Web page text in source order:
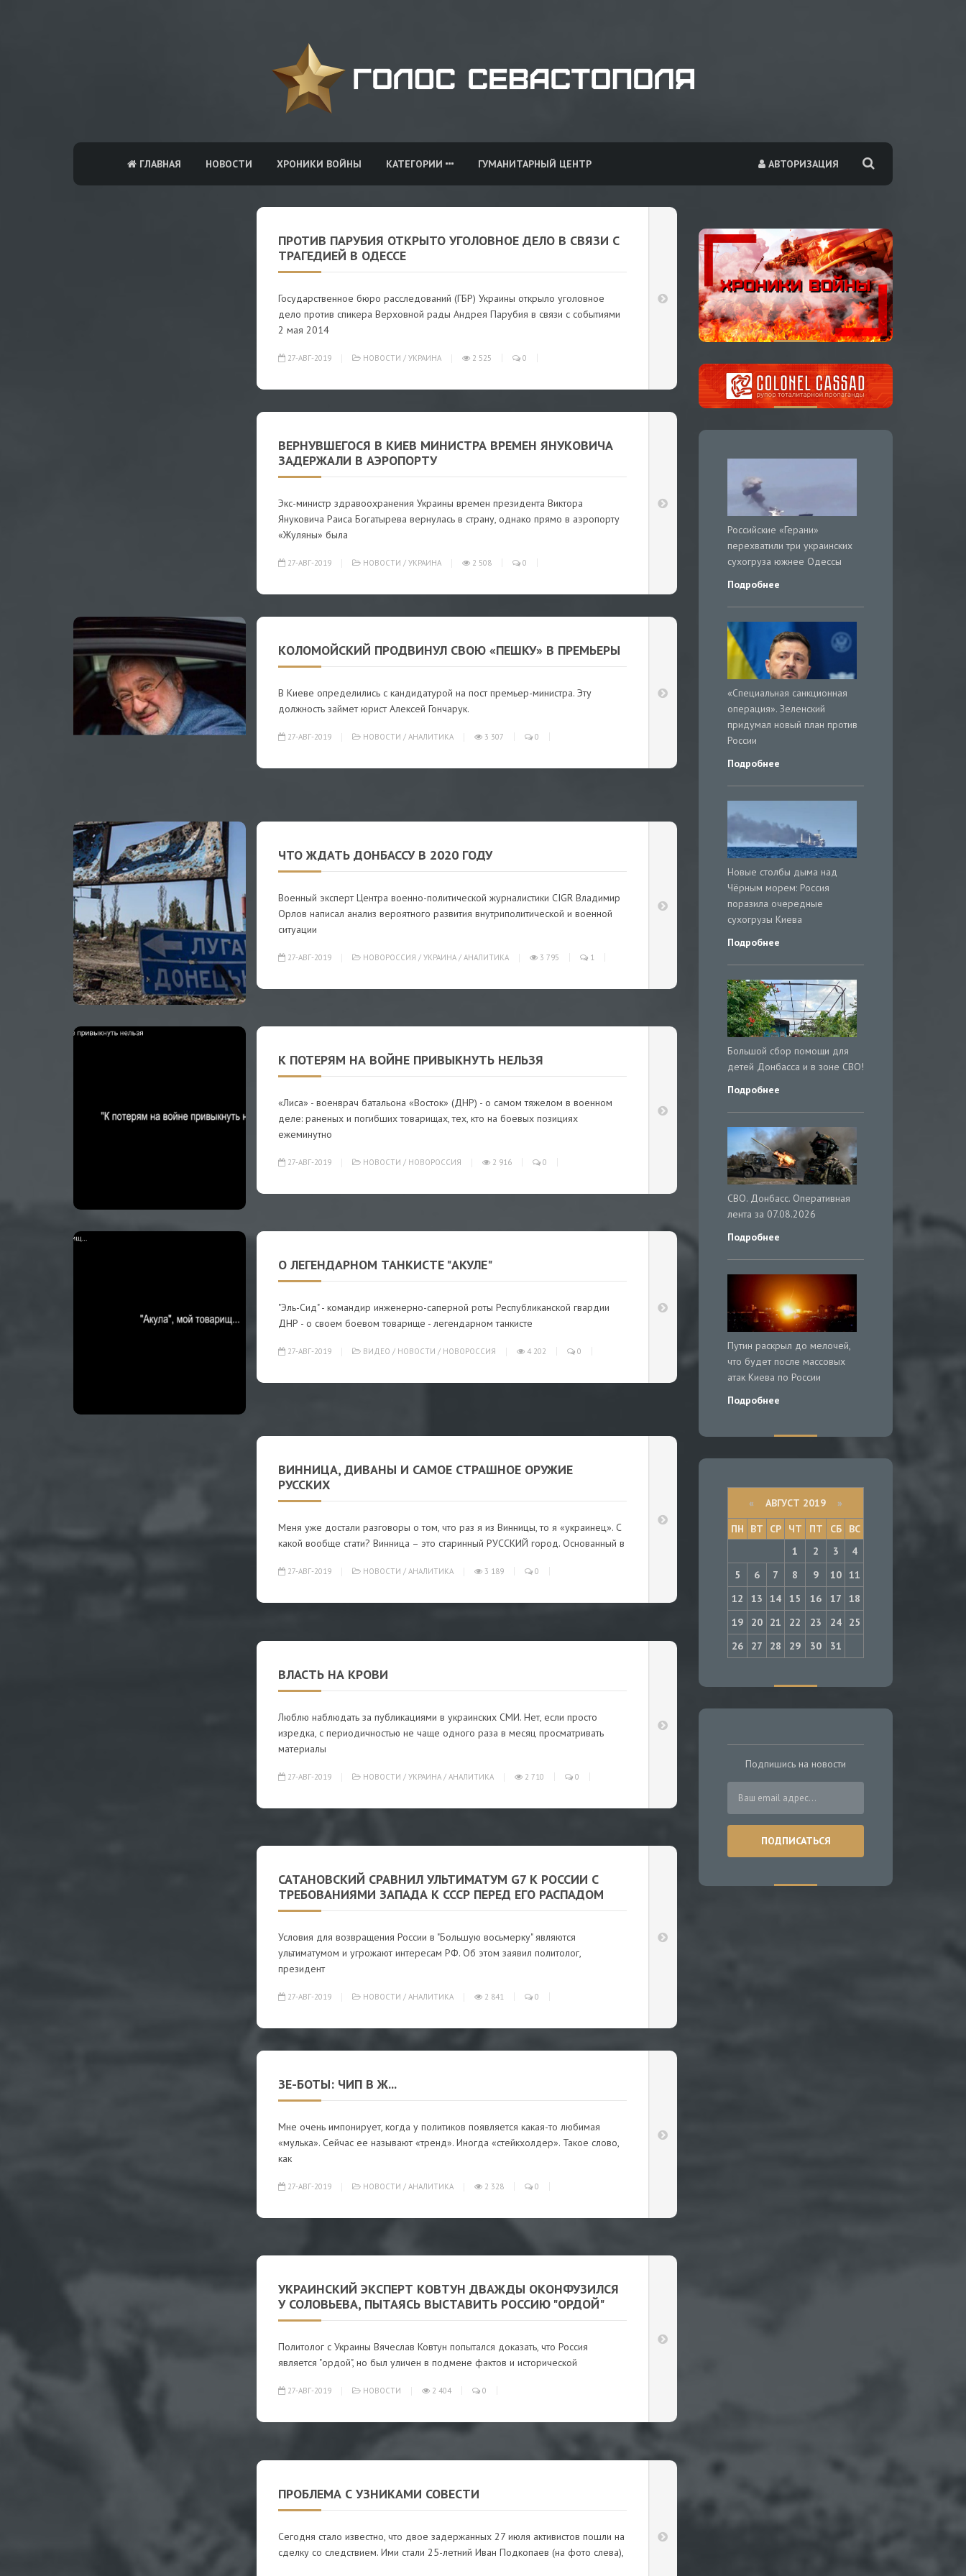
АВТОРИЗАЦИЯ
ГЛАВНАЯ НОВОСТИ ХРОНИКИ ВОЙНЫ КАТЕГОРИИ ГУМАНИТАРНЫЙ ЦЕНТР
ПРОТИВ ПАРУБИЯ ОТКРЫТО УГОЛОВНОЕ ДЕЛО В СВЯЗИ С
ТРАГЕДИЕЙ В ОДЕССЕ
Государственное бюро расследований (ГБР) Украины открыло уголовное
дело против спикера Верховной рады Андрея Парубия в связи с событиями
2 мая 2014
27-АВГ-2019 НОВОСТИ / УКРАИНА 2 525 0
ВЕРНУВШЕГОСЯ В КИЕВ МИНИСТРА ВРЕМЕН ЯНУКОВИЧА
ЗАДЕРЖАЛИ В АЭРОПОРТУ
Экс-министр здравоохранения Украины времен президента Виктора
Януковича Раиса Богатырева вернулась в страну, однако прямо в аэропорту
«Жуляны» была
27-АВГ-2019 НОВОСТИ / УКРАИНА 2 508 0
КОЛОМОЙСКИЙ ПРОДВИНУЛ СВОЮ «ПЕШКУ» В ПРЕМЬЕРЫ
В Киеве определились с кандидатурой на пост премьер-министра. Эту
должность займет юрист Алексей Гончарук.
27-АВГ-2019 НОВОСТИ / АНАЛИТИКА 3 307 0
ЧТО ЖДАТЬ ДОНБАССУ В 2020 ГОДУ
Военный эксперт Центра военно-политической журналистики CIGR Владимир
Орлов написал анализ вероятного развития внутриполитической и военной
ситуации
27-АВГ-2019 НОВОРОССИЯ / УКРАИНА / АНАЛИТИКА 3 795 1
К ПОТЕРЯМ НА ВОЙНЕ ПРИВЫКНУТЬ НЕЛЬЗЯ
«Лиса» - военврач батальона «Восток» (ДНР) - о самом тяжелом в военном
деле: раненых и погибших товарищах, тех, кто на боевых позициях
ежеминутно
27-АВГ-2019 НОВОСТИ / НОВОРОССИЯ 2 916 0
О ЛЕГЕНДАРНОМ ТАНКИСТЕ "АКУЛЕ"
"Эль-Сид" - командир инженерно-саперной роты Республиканской гвардии
ДНР - о своем боевом товарище - легендарном танкисте
27-АВГ-2019 ВИДЕО / НОВОСТИ / НОВОРОССИЯ 4 202 0
ВИННИЦА, ДИВАНЫ И САМОЕ СТРАШНОЕ ОРУЖИЕ
РУССКИХ
Меня уже достали разговоры о том, что раз я из Винницы, то я «украинец». С
какой вообще стати? Винница – это старинный РУССКИЙ город. Основанный в
27-АВГ-2019 НОВОСТИ / АНАЛИТИКА 3 189 0
ВЛАСТЬ НА КРОВИ
Люблю наблюдать за публикациями в украинских СМИ. Нет, если просто
изредка, с периодичностью не чаще одного раза в месяц просматривать
материалы
27-АВГ-2019 НОВОСТИ / УКРАИНА / АНАЛИТИКА 2 710 0
САТАНОВСКИЙ СРАВНИЛ УЛЬТИМАТУМ G7 К РОССИИ С
ТРЕБОВАНИЯМИ ЗАПАДА К СССР ПЕРЕД ЕГО РАСПАДОМ
Условия для возвращения России в "Большую восьмерку" являются
ультиматумом и угрожают интересам РФ. Об этом заявил политолог,
президент
27-АВГ-2019 НОВОСТИ / АНАЛИТИКА 2 841 0
ЗЕ-БОТЫ: ЧИП В Ж...
Мне очень импонирует, когда у политиков появляется какая-то любимая
«мулька». Сейчас ее называют «тренд». Иногда «стейкхолдер». Такое слово,
как
27-АВГ-2019 НОВОСТИ / АНАЛИТИКА 2 328 0
УКРАИНСКИЙ ЭКСПЕРТ КОВТУН ДВАЖДЫ ОКОНФУЗИЛСЯ
У СОЛОВЬЕВА, ПЫТАЯСЬ ВЫСТАВИТЬ РОССИЮ "ОРДОЙ"
Политолог с Украины Вячеслав Ковтун попытался доказать, что Россия
является "ордой", но был уличен в подмене фактов и исторической
27-АВГ-2019 НОВОСТИ 2 404 0
ПРОБЛЕМА С УЗНИКАМИ СОВЕСТИ
Сегодня стало известно, что двое задержанных 27 июля активистов пошли на
сделку со следствием. Ими стали 25-летний Иван Подкопаев (на фото слева),
Российские «Герани»
перехватили три украинских
сухогруза южнее Одессы
Подробнее
«Специальная санкционная
операция». Зеленский
придумал новый план против
России
Подробнее
Новые столбы дыма над
Чёрным морем: Россия
поразила очередные
сухогрузы Киева
Подробнее
Большой сбор помощи для
детей Донбасса и в зоне СВО!
Подробнее
СВО. Донбасс. Оперативная
лента за 07.08.2026
Подробнее
Путин раскрыл до мелочей,
что будет после массовых
атак Киева по России
Подробнее
« АВГУСТ 2019 »
ПН
ВТ СР ЧТ ПТ СБ
ВС
1
2 3
4
5
6 7 8 9 10 11
12
13 14 15 16 17
18
19
20 21 22 23 24
25
26
27 28 29 30 31
Подпишись на новости